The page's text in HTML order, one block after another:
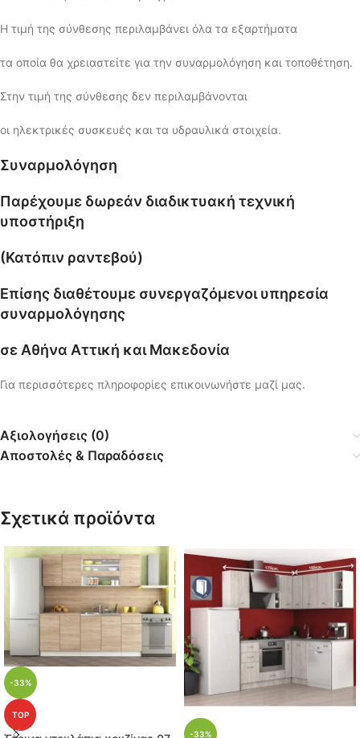
Η τιμή της σύνθεσης περιλαμβάνει όλα τα εξαρτήματα
τα οποία θα χρειαστείτε για την συναρμολόγηση και τοποθέτηση.
Στην τιμή της σύνθεσης δεν περιλαμβάνονται
οι ηλεκτρικές συσκευές και τα υδραυλικά στοιχεία.
Συναρμολόγηση
Παρέχουμε δωρεάν διαδικτυακή τεχνική
υποστήριξη
(Κατόπιν ραντεβού)
Επίσης διαθέτουμε συνεργαζόμενοι υπηρεσία
συναρμολόγησης
σε Αθήνα Αττική και Μακεδονία
Για περισσότερες πληροφορίες επικοινωνήστε μαζί μας.
Αξιολογήσεις (0)
Αποστολές & Παραδόσεις
Σχετικά προϊόντα
-33%
TOP
-33%